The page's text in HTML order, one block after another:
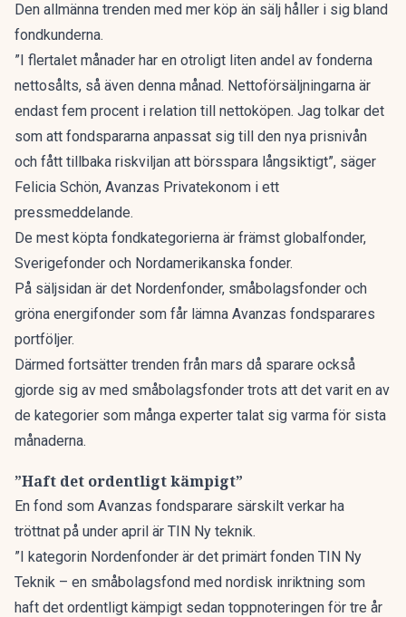
Den allmänna trenden med mer köp än sälj håller i sig bland
fondkunderna.
”I flertalet månader har en otroligt liten andel av fonderna
nettosålts, så även denna månad. Nettoförsäljningarna är
endast fem procent i relation till nettoköpen. Jag tolkar det
som att fondspararna anpassat sig till den nya prisnivån
och fått tillbaka riskviljan att börsspara långsiktigt”, säger
Felicia Schön, Avanzas Privatekonom i ett
pressmeddelande.
De mest köpta fondkategorierna är främst globalfonder,
Sverigefonder och Nordamerikanska fonder.
På säljsidan är det Nordenfonder, småbolagsfonder och
gröna energifonder som får lämna Avanzas fondsparares
portföljer.
Därmed fortsätter trenden från mars då sparare också
gjorde sig av med småbolagsfonder trots att det varit en av
de kategorier som många experter talat sig varma för sista
månaderna.
”Haft det ordentligt kämpigt”
En fond som Avanzas fondsparare särskilt verkar ha
tröttnat på under april är TIN Ny teknik.
”I kategorin Nordenfonder är det primärt fonden TIN Ny
Teknik – en småbolagsfond med nordisk inriktning som
haft det ordentligt kämpigt sedan toppnoteringen för tre år